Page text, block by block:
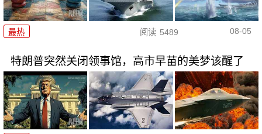
最热 阅读 5489 08-05
特朗普突然关闭领事馆，高市早苗的美梦该醒了